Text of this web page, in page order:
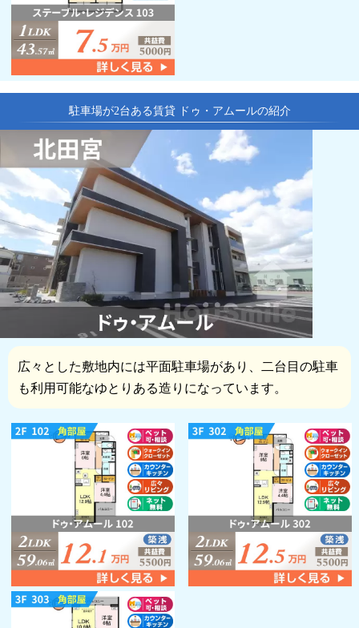
駐車場が2台ある賃貸 ドゥ・アムールの紹介
広々とした敷地内には平面駐車場があり、二台目の駐車
も利用可能なゆとりある造りになっています。